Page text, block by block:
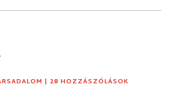
| 28 HOZZÁSZÓLÁSOK